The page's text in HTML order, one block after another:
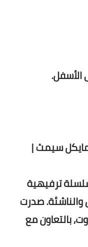
الأسفل.
مايكل سيمث |
ترفيهية
والناشئة. صدرت
بالتعاون مع